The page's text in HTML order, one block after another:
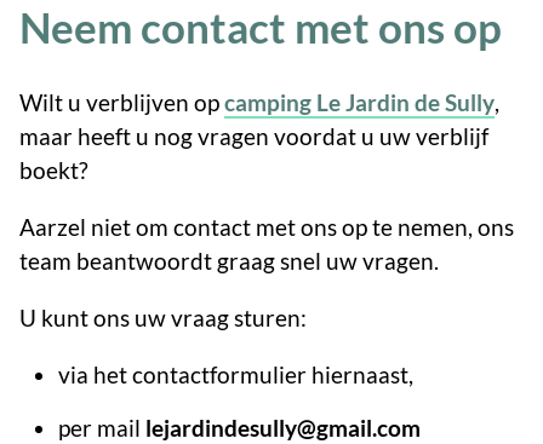
Neem contact met ons op
Wilt u verblijven opcamping Le Jardin de Sully,
maar heeft u nog vragen voordat u uw verblijf
boekt?
Aarzel niet om contact met ons op te nemen, ons
team beantwoordt graag snel uw vragen.
U kunt ons uw vraag sturen:
via het contactformulier hiernaast,
per mail lejardindesully@gmail.com